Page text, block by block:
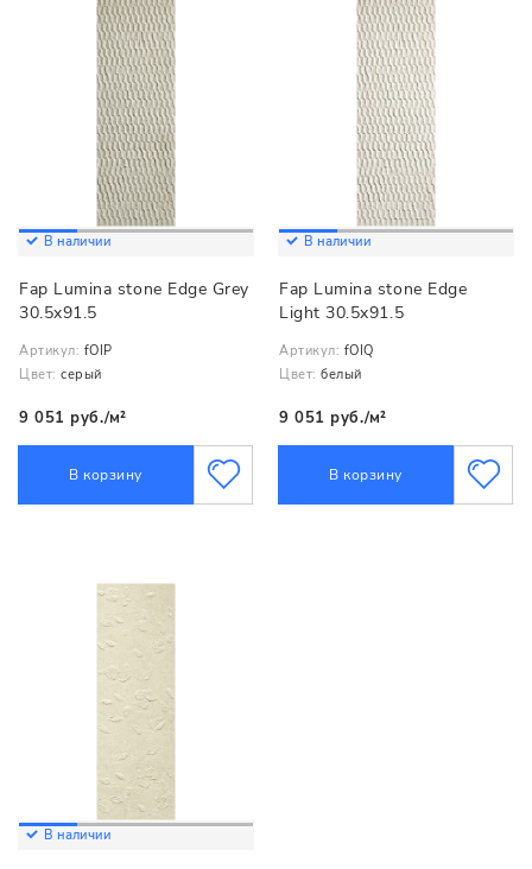
В наличии
Fap Lumina stone Edge Grey
30.5x91.5
Артикул: fOIP
Цвет: серый
9 051 руб./м²
В корзину
В наличии
Fap Lumina stone Edge
Light 30.5x91.5
Артикул: fOIQ
Цвет: белый
9 051 руб./м²
В корзину
В наличии